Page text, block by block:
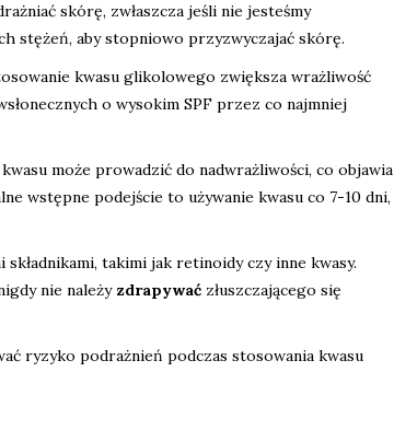
skórę, zwłaszcza jeśli nie jesteśmy
stężeń, aby stopniowo przyzwyczajać skórę.
kwasu glikolowego zwiększa wrażliwość
o wysokim SPF przez co najmniej
może prowadzić do nadwrażliwości, co objawia
wstępne podejście to używanie kwasu co 7-10 dni,
składnikami, takimi jak retinoidy czy inne kwasy.
nie należy zdrapywać złuszczającego się
ryzyko podrażnień podczas stosowania kwasu